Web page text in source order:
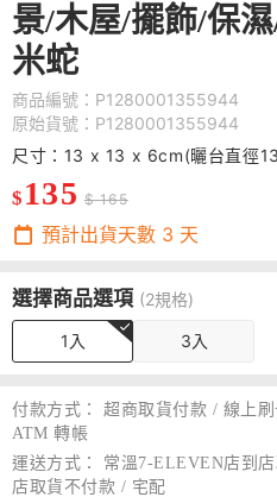
景/木屋/擺飾/保
米蛇
商品編號：P1280001355944
原始貨號：P1280001355944
尺寸：13 x 13 x 6cm(曬台直徑
$ 135 $ 165
預計出貨天數 3 天
選擇商品選項 (2規格)
1入 3入
付款方式：
超商取貨付款 / 線上
ATM 轉帳
運送方式：
常溫7-ELEVEN店到
店取貨不付款 / 宅配